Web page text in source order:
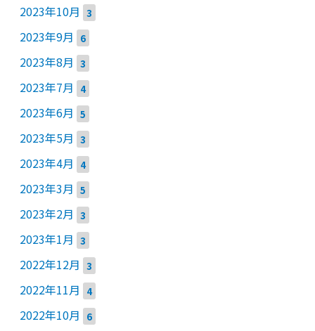
2023年10月 3
2023年9月 6
2023年8月 3
2023年7月 4
2023年6月 5
2023年5月 3
2023年4月 4
2023年3月 5
2023年2月 3
2023年1月 3
2022年12月 3
2022年11月 4
2022年10月 6